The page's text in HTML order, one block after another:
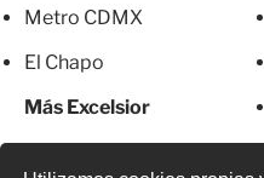
Metro CDMX
El Chapo
Más Excelsior